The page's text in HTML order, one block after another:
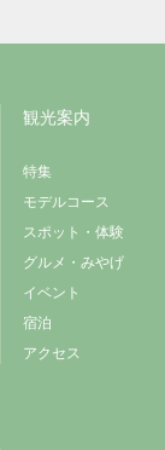
観光案内
特集
モデルコース
スポット・体験
グルメ・みやげ
イベント
宿泊
アクセス